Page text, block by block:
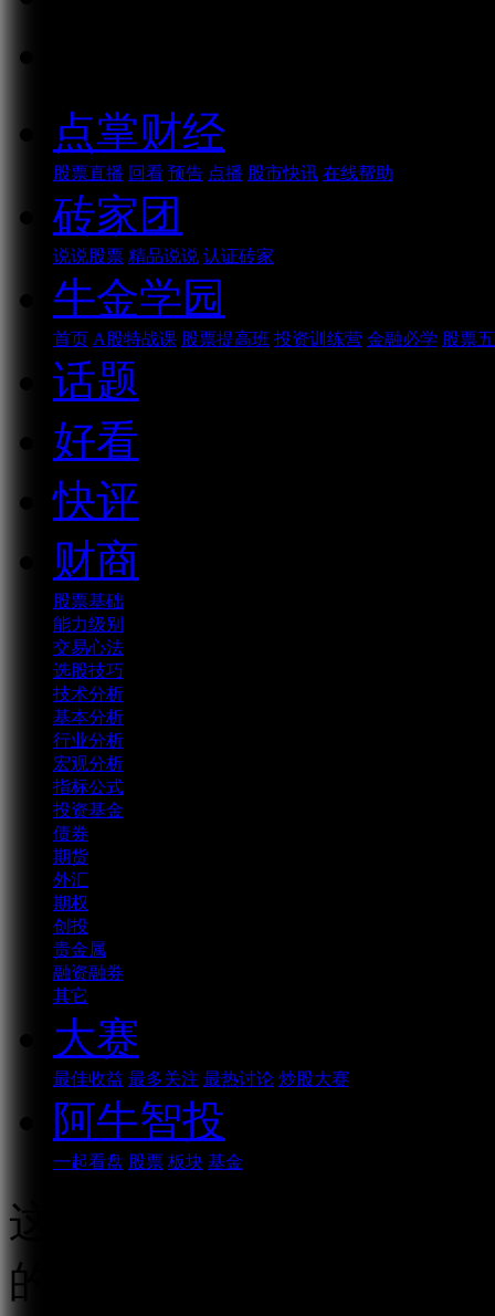
点掌财经
股票直播 回看 预告 点播 股市快讯 在线帮助
砖家团
说说股票 精品说说 认证砖家
牛金学园
首页 A股特战课 股票提高班 投资训练营 金融必学 股票
话题
好看
快评
财商
股票基础
能力级别
交易心法
选股技巧
技术分析
基本分析
行业分析
宏观分析
指标公式
投资基金
债券
期货
外汇
期权
创投
贵金属
融资融券
其它
大赛
最佳收益 最多关注 最热讨论 炒股大赛
阿牛智投
一起看盘 股票 板块 基金
这是一个由ChatGPT AI
的区别的视频，纯AI生